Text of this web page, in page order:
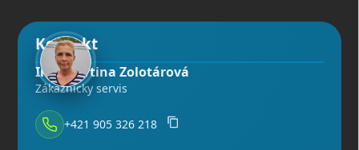
Kontakt
Ing. Martina Zolotárová
Zákaznícky servis
+421 905 326 218